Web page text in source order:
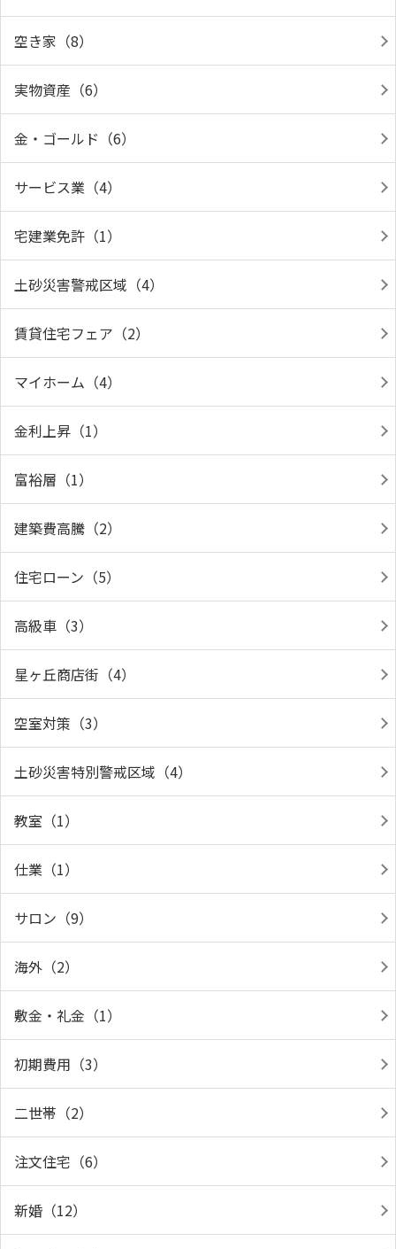
空き家（8）
実物資産（6）
金・ゴールド（6）
サービス業（4）
宅建業免許（1）
土砂災害警戒区域（4）
賃貸住宅フェア（2）
マイホーム（4）
金利上昇（1）
富裕層（1）
建築費高騰（2）
住宅ローン（5）
高級車（3）
星ヶ丘商店街（4）
空室対策（3）
土砂災害特別警戒区域（4）
教室（1）
仕業（1）
サロン（9）
海外（2）
敷金・礼金（1）
初期費用（3）
二世帯（2）
注文住宅（6）
新婚（12）